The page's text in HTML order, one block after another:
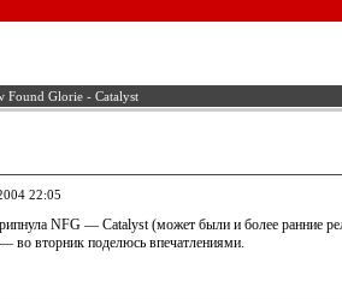
Found Glorie - Catalyst
22:05
NFG — Catalyst (может были и более ранние
во вторник поделюсь впечатлениями.